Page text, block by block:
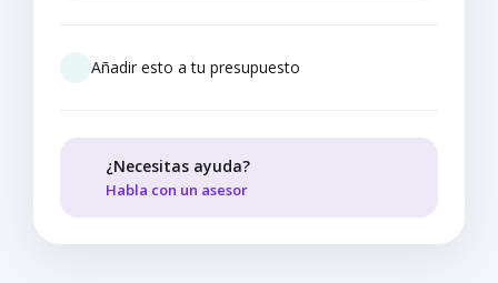
Añadir esto a tu presupuesto
¿Necesitas ayuda?
Habla con un asesor